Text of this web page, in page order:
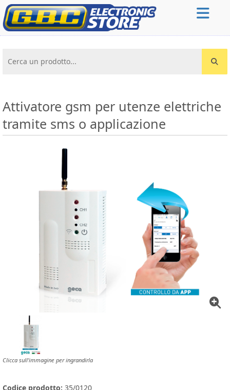
Cerca un prodotto...
Attivatore gsm per utenze elettriche
tramite sms o applicazione
Clicca sull'immagine per ingrandirla
Codice prodotto: 35/0120